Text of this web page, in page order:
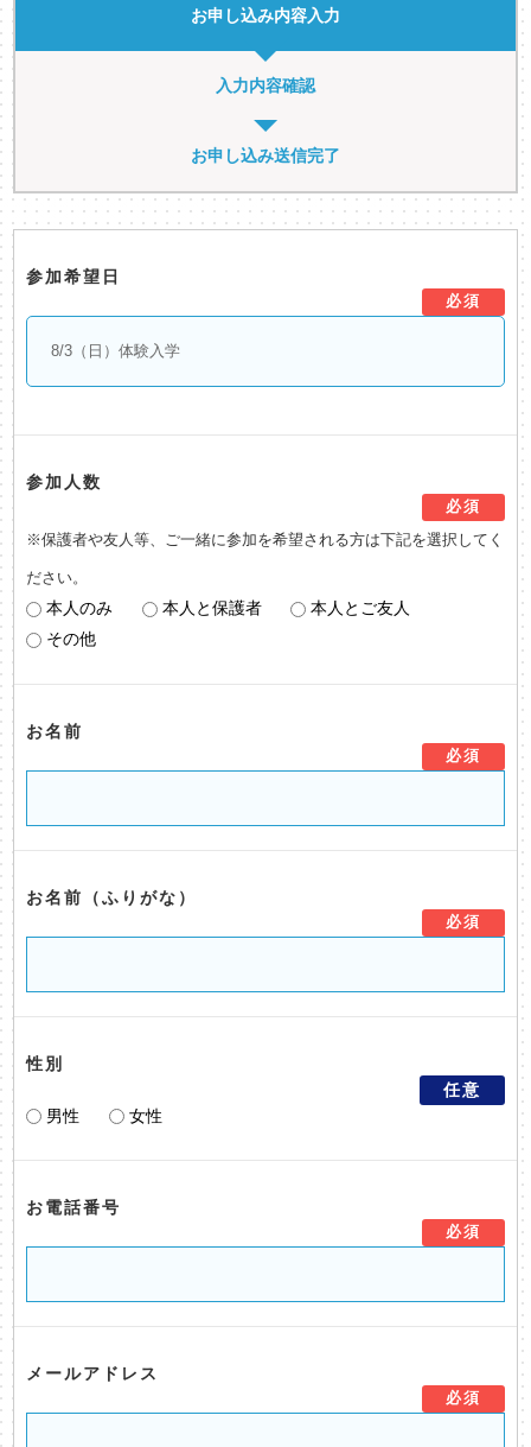
お申し込み内容入力
入力内容確認
お申し込み送信完了
参加希望日
必須
参加人数
必須
※保護者や友人等、ご一緒に参加を希望される方は下記を選択してく
ださい。
本人のみ 本人と保護者
本人とご友人
その他
お名前
必須
お名前（ふりがな）
必須
性別
任意
男性
女性
お電話番号
必須
メールアドレス
必須